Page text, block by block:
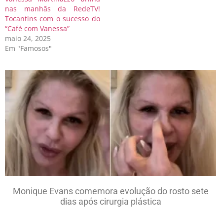
nas manhãs da RedeTV!
Tocantins com o sucesso do
“Café com Vanessa”
maio 24, 2025
Em "Famosos"
Monique Evans comemora evolução do rosto sete
dias após cirurgia plástica